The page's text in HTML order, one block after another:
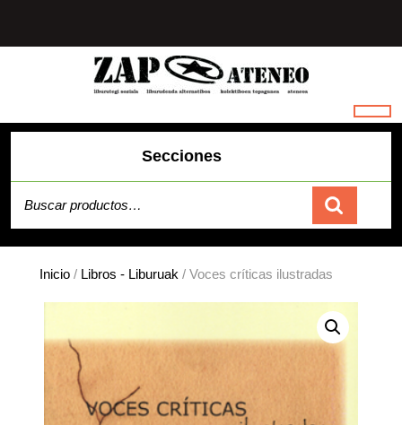
contenido
Secciones
Carrito
Inicio / Libros - Liburuak / Voces críticas ilustradas